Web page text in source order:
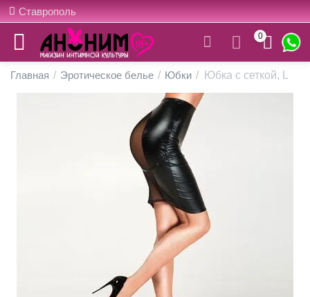
Ставрополь
0
Главная / Эротическое белье / Юбки / Юбка с сеткой, L